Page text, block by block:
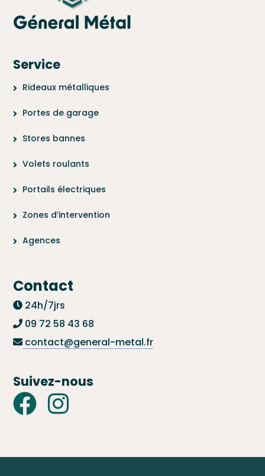
Service
Rideaux métalliques
Portes de garage
Stores bannes
Volets roulants
Portails électriques
Zones d’intervention
Agences
Contact
24h/7jrs
09 72 58 43 68
contact@general-metal.fr
Suivez-nous